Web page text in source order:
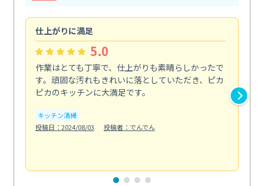
仕上がりに満足
5.0
作業はとても丁寧で、仕上がりも素晴らしかったで
す。頑固な汚れもきれいに落としていただき、ピカ
ピカのキッチンに大満足です。
キッチン清掃
投稿日：2024/08/03
投稿者：でんでん